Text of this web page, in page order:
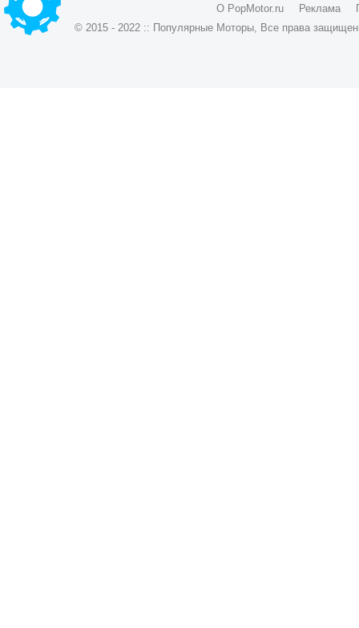
О PopMotor.ru Реклама
© 2015 - 2022 :: Популярные Моторы, Все права